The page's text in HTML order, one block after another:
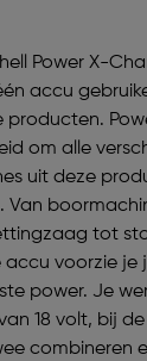
Power X-
accu
producten.
om alle
uit deze
Van
tot
accu voorzie je
power. Je
18 volt, bij
combineren